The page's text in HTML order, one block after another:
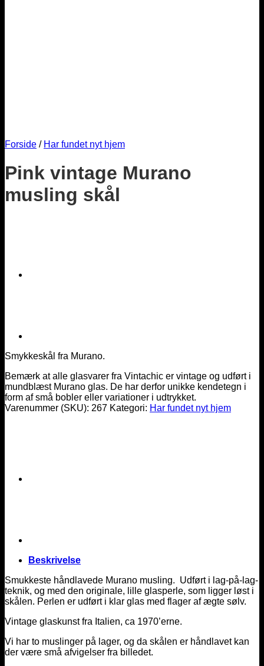
Forside / Har fundet nyt hjem
Pink vintage Murano
musling skål
Smykkeskål fra Murano.
Bemærk at alle glasvarer fra Vintachic er vintage og udført i
mundblæst Murano glas. De har derfor unikke kendetegn i
form af små bobler eller variationer i udtrykket.
Varenummer (SKU): 267 Kategori: Har fundet nyt hjem
Beskrivelse
Smukkeste håndlavede Murano musling. Udført i lag-på-lag-
teknik, og med den originale, lille glasperle, som ligger løst i
skålen. Perlen er udført i klar glas med flager af ægte sølv.
Vintage glaskunst fra Italien, ca 1970’erne.
Vi har to muslinger på lager, og da skålen er håndlavet kan
der være små afvigelser fra billedet.